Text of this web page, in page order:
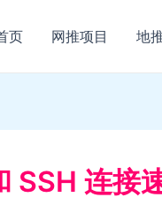
页 网推项目 地
SSH 连接